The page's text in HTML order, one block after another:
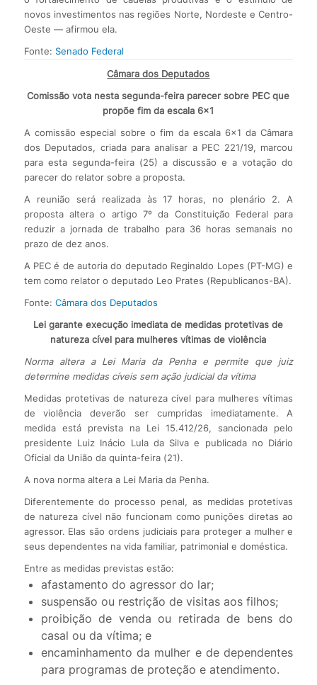
novos investimentos nas regiões Norte, Nordeste e Centro-
Oeste — afirmou ela.
Fonte: Senado Federal
Câmara dos Deputados
Comissão vota nesta segunda-feira parecer sobre PEC que
propõe fim da escala 6×1
A comissão especial sobre o fim da escala 6×1 da Câmara
dos Deputados, criada para analisar a PEC 221/19, marcou
para esta segunda-feira (25) a discussão e a votação do
parecer do relator sobre a proposta.
A reunião será realizada às 17 horas, no plenário 2. A
proposta altera o artigo 7º da Constituição Federal para
reduzir a jornada de trabalho para 36 horas semanais no
prazo de dez anos.
A PEC é de autoria do deputado Reginaldo Lopes (PT-MG) e
tem como relator o deputado Leo Prates (Republicanos-BA).
Fonte: Câmara dos Deputados
Lei garante execução imediata de medidas protetivas de
natureza cível para mulheres vítimas de violência
Norma altera a Lei Maria da Penha e permite que juiz
determine medidas cíveis sem ação judicial da vítima
Medidas protetivas de natureza cível para mulheres vítimas
de violência deverão ser cumpridas imediatamente. A
medida está prevista na Lei 15.412/26, sancionada pelo
presidente Luiz Inácio Lula da Silva e publicada no Diário
Oficial da União da quinta-feira (21).
A nova norma altera a Lei Maria da Penha.
Diferentemente do processo penal, as medidas protetivas
de natureza cível não funcionam como punições diretas ao
agressor. Elas são ordens judiciais para proteger a mulher e
seus dependentes na vida familiar, patrimonial e doméstica.
Entre as medidas previstas estão:
afastamento do agressor do lar;
suspensão ou restrição de visitas aos filhos;
proibição de venda ou retirada de bens do
casal ou da vítima; e
encaminhamento da mulher e de dependentes
para programas de proteção e atendimento.